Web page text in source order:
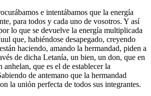
e intentábamos que la energía
para todos y cada uno de vosotros. Y así
lo que se devuelve la energía multiplicada
que, habiéndose desapegado, creyendo
haciendo, amando la hermandad, piden a
de dicha Letanía, un bien, un don, que en
que es el de establecer la
de antemano que la hermandad
la unión perfecta de todos sus integrantes.